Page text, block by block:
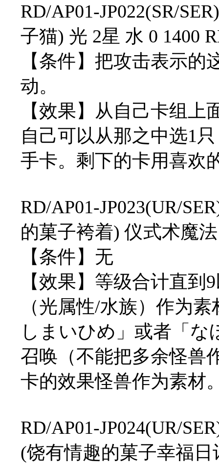
RD/AP01-JP022(SR/
子猫) 光 2星 水 0 1400
【条件】把攻击表示
动。
【效果】从自己卡组
自己可以从那之中选1
手卡。剩下的卡用喜欢
RD/AP01-JP023(UR/
的菓子袴着) 仪式术魔
【条件】无
【效果】等级合计直到
（光属性/水族）作为
しまいひめ」或者「
召唤（不能把多余怪兽
卡的效果怪兽作为素材
RD/AP01-JP024(UR/
(饶有情趣的菓子幸福日